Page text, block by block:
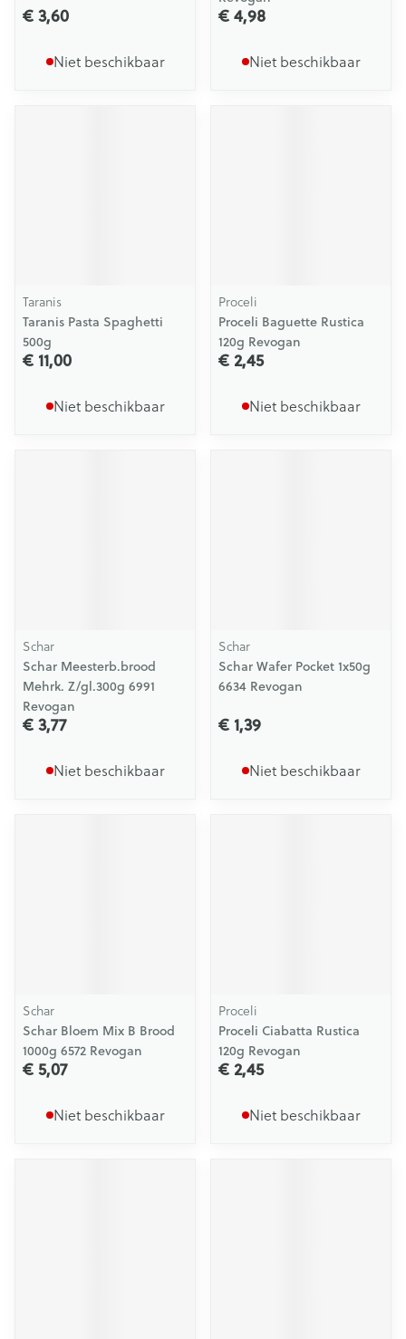
€ 3,60
Niet beschikbaar
€ 4,98
Niet beschikbaar
Taranis
Taranis Pasta Spaghetti
500g
€ 11,00
Niet beschikbaar
Proceli
Proceli Baguette Rustica
120g Revogan
€ 2,45
Niet beschikbaar
Schar
Schar Meesterb.brood
Mehrk. Z/gl.300g 6991
Revogan
€ 3,77
Niet beschikbaar
Schar
Schar Wafer Pocket 1x50g
6634 Revogan
€ 1,39
Niet beschikbaar
Schar
Schar Bloem Mix B Brood
1000g 6572 Revogan
€ 5,07
Niet beschikbaar
Proceli
Proceli Ciabatta Rustica
120g Revogan
€ 2,45
Niet beschikbaar